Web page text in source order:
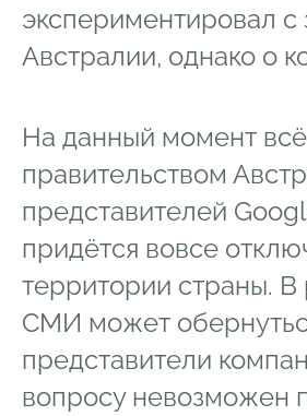
экспериментировал с
Австралии, однако о
На данный момент
правительством
представителей
придётся вовсе
территории страны.
СМИ может
представители
вопросу невозможен